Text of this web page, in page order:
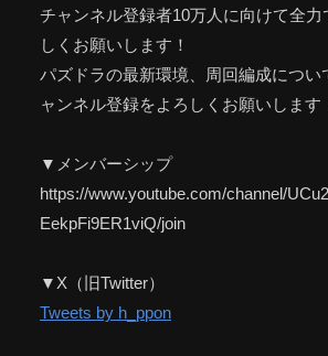
チャンネル登録者10万人に向けて全力
しくお願いします！
パズドラの最新環境、周回編成につい
ャンネル登録をよろしくお願いします
▼メンバーシップ
https://www.youtube.com/channel/
EekpFi9ER1viQ/join
▼X（旧Twitter）
Tweets by h_ppon